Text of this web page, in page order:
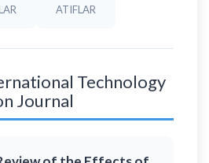
ATIFLAR
Technology
Journal